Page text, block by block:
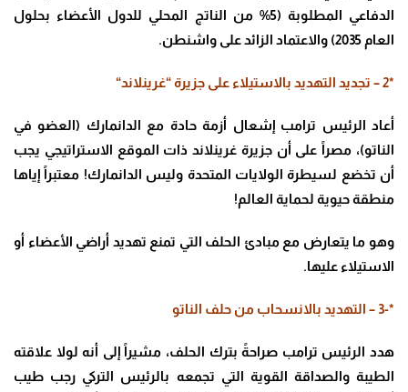
الدفاعي المطلوبة (5% من الناتج المحلي للدول الأعضاء بحلول
العام 2035) والاعتماد الزائد على واشنطن
.
*2 – ​تجديد التهديد بالاستيلاء على جزيرة “غرينلاند“
أعاد الرئيس ترامب إشعال أزمة حادة مع الدانمارك (العضو في
الناتو)، مصراً على أن جزيرة غرينلاند ذات الموقع الاستراتيجي يجب
أن تخضع لسيطرة الولايات المتحدة وليس الدانمارك! معتبراً إياها
منطقة حيوية لحماية العالم!
وهو ما يتعارض مع مبادئ الحلف التي تمنع تهديد أراضي الأعضاء أو
الاستيلاء عليها.
*-3 – ​التهديد بالانسحاب من حلف الناتو
هدد الرئيس ترامب صراحةً بترك الحلف، مشيراً إلى أنه لولا علاقته
الطيبة والصداقة القوية التي تجمعه بالرئيس التركي رجب طيب